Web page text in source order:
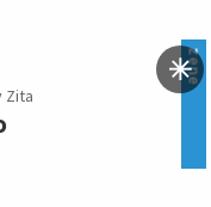
zene
Zita